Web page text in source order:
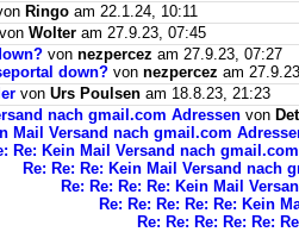
Ringo am 22.1.24, 10:11
Wolter am 27.9.23, 07:45
von nezpercez am 27.9.23, 07:27
down? von nezpercez am
von Urs Poulsen am 18.8.23, 21:23
nach gmail.com Adressen von
Mail Versand nach gmail.com
Re: Kein Mail Versand nach
Re: Re: Re: Kein Mail Versand nach
Re: Re: Re: Re: Kein Mail
Re: Re: Re: Re: Re: Kein
Re: Re: Re: Re: Re: